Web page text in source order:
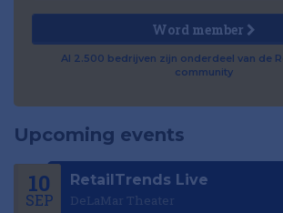
Word member
Al 2.500 bedrijven zijn onderdeel van de
community
Upcoming events
10
SEP
RetailTrends Live
DeLaMar Theater